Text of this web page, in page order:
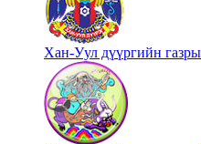
Хан-Уул дүүргийн